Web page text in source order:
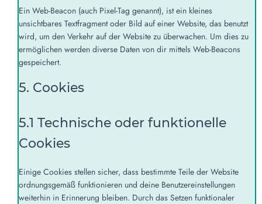
Ein Web-Beacon (auch Pixel-Tag genannt), ist ein kleines
unsichtbares Textfragment oder Bild auf einer Website, das benutzt
wird, um den Verkehr auf der Website zu überwachen. Um dies zu
ermöglichen werden diverse Daten von dir mittels Web-Beacons
gespeichert.
5. Cookies
5.1 Technische oder funktionelle
Cookies
Einige Cookies stellen sicher, dass bestimmte Teile der Website
ordnungsgemäß funktionieren und deine Benutzereinstellungen
weiterhin in Erinnerung bleiben. Durch das Setzen funktionaler